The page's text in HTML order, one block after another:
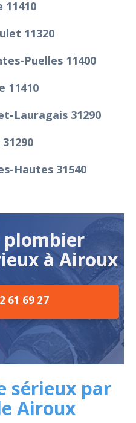
11410
11320
Puelles 11400
11410
Lauragais 31290
Hautes 31540
plombier
à Airoux
61 69 27
sérieux par
Airoux